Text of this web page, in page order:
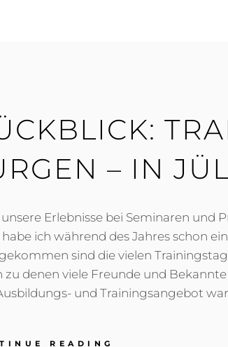
– IN
Erlebnisse bei Seminaren und
ich während des Jahres schon
sind die vielen
zu denen viele Freunde und
und Trainingsangebot
READING